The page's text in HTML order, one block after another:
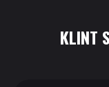
KLINT